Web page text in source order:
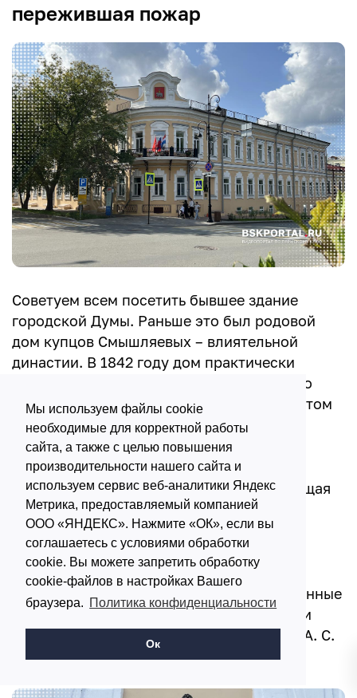
Мы используем файлы cookie
необходимые для корректной работы
сайта, а также с целью повышения
производительности нашего сайта и
используем сервис веб-аналитики Яндекс
Метрика, предоставляемый компанией
ООО «ЯНДЕКС». Нажмите «ОК», если вы
соглашаетесь с условиями обработки
cookie. Вы можете запретить обработку
cookie-файлов в настройках Вашего
браузера. Политика конфиденциальности
Ок
пережившая пожар
Советуем всем посетить бывшее здание
городской Думы. Раньше это был родовой
дом купцов Смышляевых – влиятельной
династии. В 1842 году дом практически
сгорел дотла, уцелел лишь фундамент. Но
купцы восстановили здание – именно в этом
виде мы видим его сегодня.
Как только зайдете внутрь, вас встретит
величественная широкая лестница, ведущая
на второй этаж.
Здесь можно пройти по просторным
коридорам, заглянуть в комнаты и
представить, как когда-то велись оживленные
купеческие беседы. Сейчас в этом здании
находится городская библиотека имени А. С.
Пушкина.